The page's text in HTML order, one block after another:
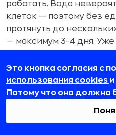
работать. Вода
клеток — поэтому без
протянуть до
— максимум 3-4 дня. Уже
уровень энергии,
Если пить достаточно
артериальное
(вазодилатация), что
притока крови к мозгу
Это кнопка согласия с
использования cookies и
Потому что она должна